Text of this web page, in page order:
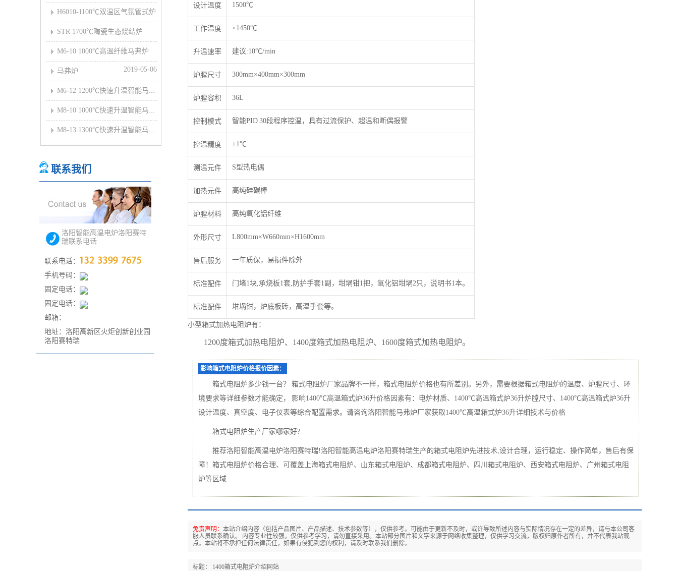
设计温度 1500℃
工作温度 ≤1450℃
升温速率 建议:10℃/min
炉膛尺寸 300mm×400mm×300mm
炉膛容积 36L
控制模式 智能PID 30段程序控温，具有过流保护、超温和断偶报警
控温精度 ±1℃
测温元件 S型热电偶
加热元件 高纯硅碳棒
炉膛材料 高纯氧化铝纤维
外形尺寸 L800mm×W660mm×H1600mm
售后服务 一年质保，易损件除外
标准配件 门堵1块,承烧板1套,防护手套1副，坩埚钳1把，氧化铝坩埚2只，说明书1本。
标准配件 坩埚钳，炉底板砖，高温手套等。
小型箱式加热电阻炉有：
1200度箱式加热电阻炉、1400度箱式加热电阻炉、1600度箱式加热电阻炉。
影响箱式电阻炉价格报价因素：
箱式电阻炉多少钱一台？ 箱式电阻炉厂家品牌不一样，箱式电阻炉价格也有所差别。另外，需要根据箱式电阻炉的温度、炉膛尺寸、环
境要求等详细参数才能确定， 影响1400℃高温箱式炉36升价格因素有：电炉材质、1400℃高温箱式炉36升炉膛尺寸、1400℃高温箱式炉36升
设计温度、真空度、电子仪表等综合配置需求。请咨询洛阳智能马弗炉厂家获取1400℃高温箱式炉36升详细技术与价格
箱式电阻炉生产厂家哪家好?
推荐洛阳智能高温电炉洛阳赛特瑞!洛阳智能高温电炉洛阳赛特瑞生产的箱式电阻炉先进技术,设计合理，运行稳定、操作简单，售后有保
障！箱式电阻炉价格合理、可覆盖上海箱式电阻炉、山东箱式电阻炉、成都箱式电阻炉、四川箱式电阻炉、西安箱式电阻炉、广州箱式电阻
炉等区域
免责声明： 本站介绍内容（包括产品图片、产品描述、技术参数等），仅供参考。可能由于更新不及时，或许导致所述内容与实际情况存在一定的差异，请与本公司客
服人员联系确认。 内容专业性较强，仅供参考学习，请勿直接采用。本站部分图片和文字来源于网络收集整理，仅供学习交流，版权归原作者所有，并不代表我站观
点。本站将不承担任何法律责任，如果有侵犯到您的权利，请及时联系我们删除。
标题： 1400箱式电阻炉介绍网站
2021-03-10
H6010-1100℃双温区气氛管式炉
2019-05-07
STR 1700℃陶瓷生态烧结炉
2020-06-01
M6-10 1000℃高温纤维马弗炉
2019-05-14
马弗炉 2019-05-06
M6-12 1200℃快速升温智能马弗炉
2019-05-07
M8-10 1000℃快速升温智能马弗炉
2019-05-14
M8-13 1300℃快速升温智能马弗炉
2019-05-14
联系我们
洛阳智能高温电炉洛阳赛特
瑞联系电话
联系电话：
手机号码：
固定电话：
固定电话：
邮箱：
地址：洛阳高新区火炬创新创业园
洛阳赛特瑞